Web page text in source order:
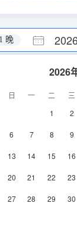
1 晚
2026
日 一 二 三
1
2
6 7 8 9
13 14 15 16
20 21 22 23
27 28 29 30
空調
華套房